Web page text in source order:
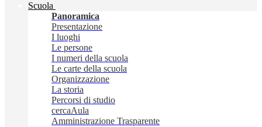
Scuola
Panoramica
Presentazione
I luoghi
Le persone
I numeri della scuola
Le carte della scuola
Organizzazione
La storia
Percorsi di studio
cercaAula
Amministrazione Trasparente